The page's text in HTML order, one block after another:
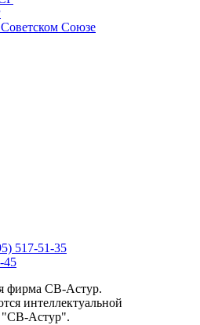
Союзе
517-51-35
45
фирма СВ-Астур.
интеллектуальной
"СВ-Астур".